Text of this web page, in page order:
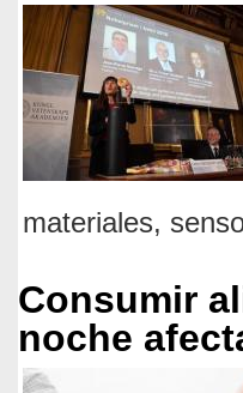
materiales,
Consumir
noche